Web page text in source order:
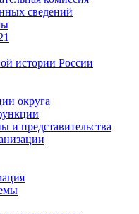
сведений
истории России
округа
и представительства